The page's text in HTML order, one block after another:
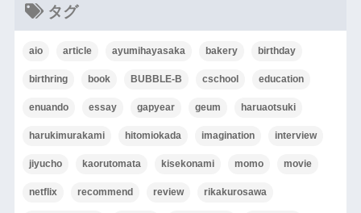
タグ
aio article ayumihayasaka bakery birthday
birthring book BUBBLE-B cschool education
enuando essay gapyear geum haruaotsuki
harukimurakami hitomiokada imagination interview
jiyucho kaorutomata kisekonami momo movie
netflix recommend review rikakurosawa